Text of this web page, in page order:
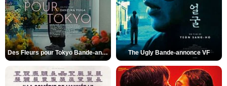
Des Fleurs pour Tokyo Bande-annonce VO STFR The Ugly Bande-annonce VF